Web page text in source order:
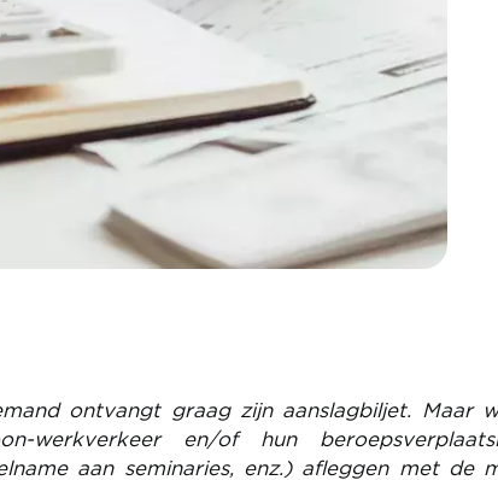
ontvangt graag zijn aanslagbiljet. Maar
werkverkeer en/of hun
aan seminaries, enz.) afleggen met